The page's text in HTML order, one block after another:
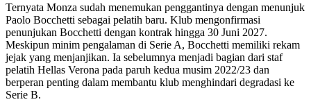
Ternyata Monza sudah menemukan penggantinya dengan menunjuk
Paolo Bocchetti sebagai pelatih baru. Klub mengonfirmasi
penunjukan Bocchetti dengan kontrak hingga 30 Juni 2027.
Meskipun minim pengalaman di Serie A, Bocchetti memiliki rekam
jejak yang menjanjikan. Ia sebelumnya menjadi bagian dari staf
pelatih Hellas Verona pada paruh kedua musim 2022/23 dan
berperan penting dalam membantu klub menghindari degradasi ke
Serie B.